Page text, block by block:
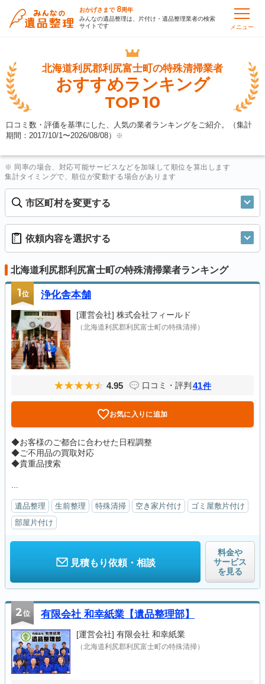
おかげさまで 8周年
みんなの遺品整理は、片付け・遺品整理業者の検索
サイトです
メニュー
北海道利尻郡利尻富士町の特殊清掃業者
おすすめランキング
TOP10
口コミ数・評価を基準にした、人気の業者ランキングをご紹介。（集計
期間：2017/10/1〜2026/08/08） ※
※ 同率の場合、対応可能サービスなどを加味して順位を算出します
集計タイミングで、順位が変動する場合があります
市区町村を変更する
依頼内容を選択する
北海道利尻郡利尻富士町の特殊清掃業者ランキング
1位 浄化舎本舗
[運営会社] 株式会社フィールド
（北海道利尻郡利尻富士町の特殊清掃）
4.95 口コミ・評判 41件
お気に入りに追加
◆お客様のご都合に合わせた日程調整
◆ご不用品の買取対応
◆貴重品捜索
遺品整理 生前整理 特殊清掃 空き家片付け
ゴミ屋敷片付け
部屋片付け
見積もり依頼・相談
料金や
サービス
を見る
2位 有限会社 和幸紙業【遺品整理部】
[運営会社] 有限会社 和幸紙業
（北海道利尻郡利尻富士町の特殊清掃）